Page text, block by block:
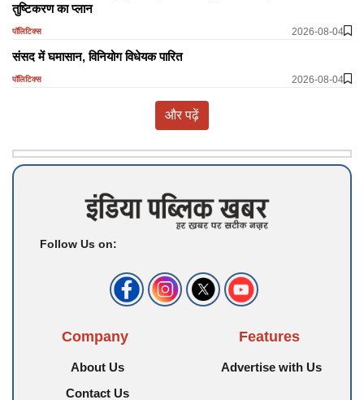
तुष्टिकरण का प्लान
पॉलिटिक्स 2026-08-04
​​​​​​​संसद में घमासान, विनियोग विधेयक पारित
पॉलिटिक्स 2026-08-04
और पढ़ें
Follow Us on:
Company
About Us
Contact Us
Features
Advertise with Us